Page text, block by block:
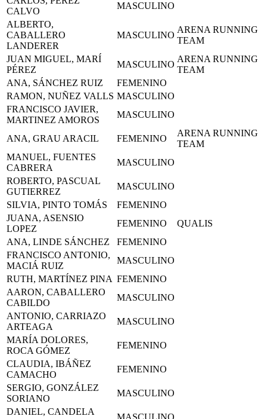
CALVO
MASCULINO
ALBERTO,
CABALLERO
LANDERER
MASCULINO
ARENA RUNNING
TEAM
JUAN MIGUEL, MARÍ
PÉREZ
MASCULINO
ARENA RUNNING
TEAM
ANA, SÁNCHEZ RUIZ
FEMENINO
RAMON, NUÑEZ VALLS MASCULINO
FRANCISCO JAVIER,
MARTINEZ AMOROS
MASCULINO
ANA, GRAU ARACIL FEMENINO
ARENA RUNNING
TEAM
MANUEL, FUENTES
CABRERA
MASCULINO
ROBERTO, PASCUAL
GUTIERREZ
MASCULINO
SILVIA, PINTO TOMÁS
FEMENINO
JUANA, ASENSIO
LOPEZ
FEMENINO
QUALIS
ANA, LINDE SÁNCHEZ
FEMENINO
FRANCISCO ANTONIO,
MACIÁ RUIZ
MASCULINO
RUTH, MARTÍNEZ PINA FEMENINO
AARON, CABALLERO
CABILDO
MASCULINO
ANTONIO, CARRIAZO
ARTEAGA
MASCULINO
MARÍA DOLORES,
ROCA GÓMEZ
FEMENINO
CLAUDIA, IBÁÑEZ
CAMACHO
FEMENINO
SERGIO, GONZÁLEZ
SORIANO
MASCULINO
DANIEL, CANDELA
MASCULINO